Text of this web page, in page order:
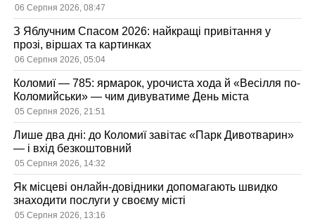
06 Серпня 2026, 08:47
З Яблучним Спасом 2026: найкращі привітання у
прозі, віршах та картинках
06 Серпня 2026, 05:04
Коломиї — 785: ярмарок, урочиста хода й «Весілля по-
Коломийськи» — чим дивуватиме День міста
05 Серпня 2026, 21:51
Лише два дні: до Коломиї завітає «Парк Дивотварин»
— і вхід безкоштовний
05 Серпня 2026, 14:32
Як місцеві онлайн-довідники допомагають швидко
знаходити послуги у своєму місті
05 Серпня 2026, 13:16